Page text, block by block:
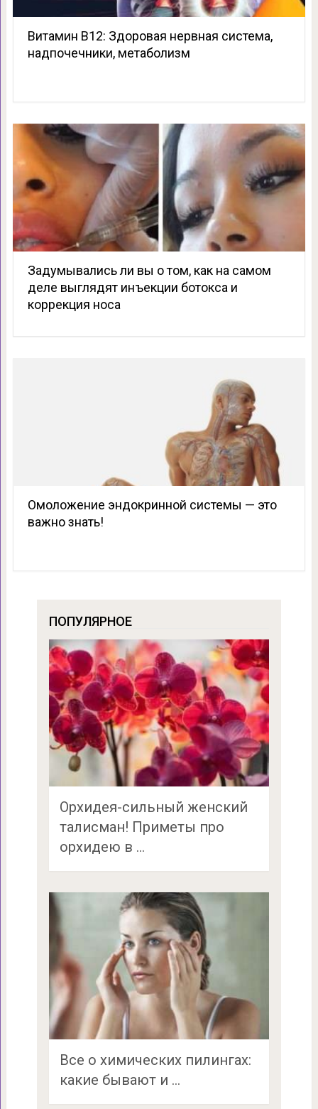
Витамин В12: Здоровая нервная система,
надпочечники, метаболизм
Задумывались ли вы о том, как на самом
деле выглядят инъекции ботокса и
коррекция носа
Омоложение эндокринной системы — это
важно знать!
ПОПУЛЯРНОЕ
Орхидея-сильный женский
талисман! Приметы про
орхидею в …
Все о химических пилингах:
какие бывают и …